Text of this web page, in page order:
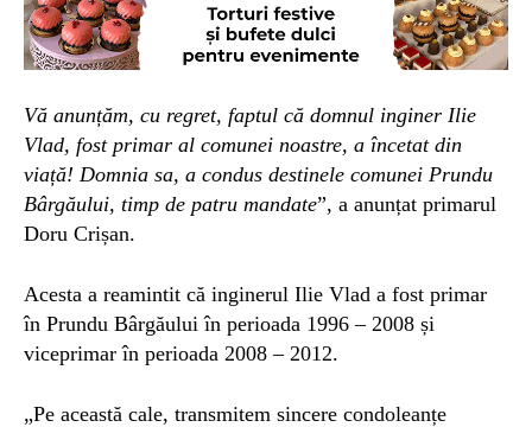
Vă anunțăm, cu regret, faptul că domnul inginer Ilie
Vlad, fost primar al comunei noastre, a încetat din
viață! Domnia sa, a condus destinele comunei Prundu
Bârgăului, timp de patru mandate”, a anunțat primarul
Doru Crișan.
Acesta a reamintit că inginerul Ilie Vlad a fost primar
în Prundu Bârgăului în perioada 1996 – 2008 și
viceprimar în perioada 2008 – 2012.
„Pe această cale, transmitem sincere condoleanțe